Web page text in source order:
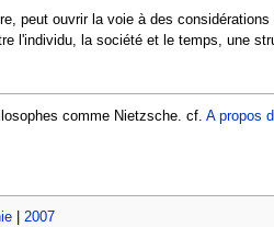
peut ouvrir la voie à des
l'individu, la société et le temps, une
comme Nietzsche. cf.A propos
| 2007